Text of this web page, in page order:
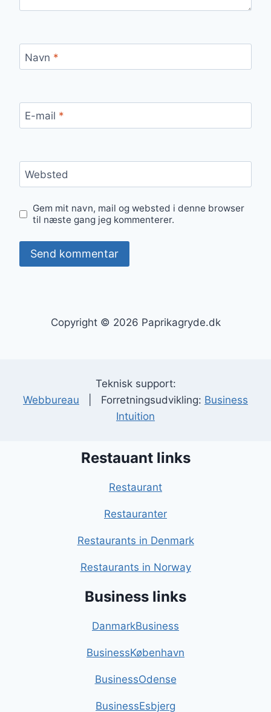
Navn *
E-mail *
Websted
Gem mit navn, mail og websted i denne browser
til næste gang jeg kommenterer.
Copyright © 2026 Paprikagryde.dk
Teknisk support:
Webbureau | Forretningsudvikling: Business
Intuition
Restauant links
Restaurant
Restauranter
Restaurants in Denmark
Restaurants in Norway
Business links
DanmarkBusiness
BusinessKøbenhavn
BusinessOdense
BusinessEsbjerg